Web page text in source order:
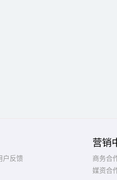
户反馈
营销
商务合
媒资合